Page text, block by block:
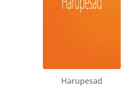
Harupesad